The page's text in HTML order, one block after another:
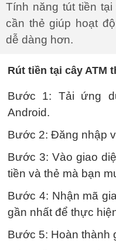
Tính năng tút tiền
cần thẻ giúp hoạt
dễ dàng hơn.
Rút tiền tại cây ATM
Bước 1: Tải ứng
Android.
Bước 2: Đăng nhập
Bước 3: Vào giao
tiền và thẻ mà bạn
Bước 4: Nhận mã
gần nhất để thực
Bước 5: Hoàn thành